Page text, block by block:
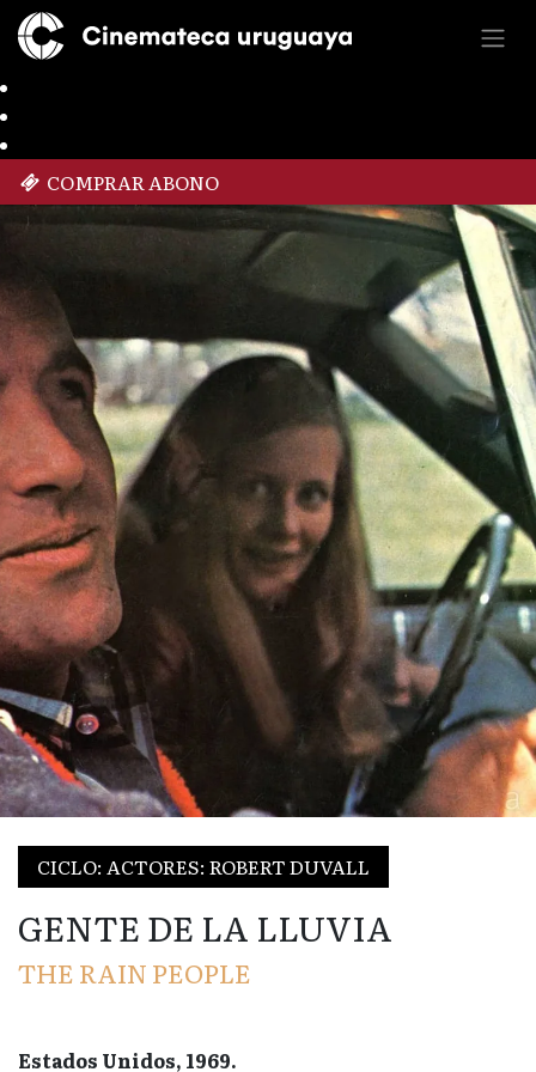
COMPRAR ABONO
CICLO: ACTORES: ROBERT DUVALL
GENTE DE LA LLUVIA
THE RAIN PEOPLE
Estados Unidos, 1969.